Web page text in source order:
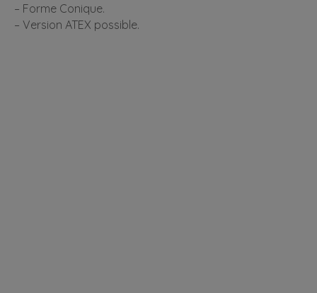
– Forme Conique.
– Version ATEX possible.